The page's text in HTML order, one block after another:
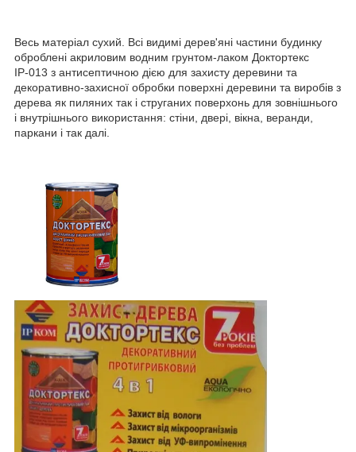
Весь матеріал сухий. Всі видимі дерев'яні частини будинку
оброблені акриловим водним грунтом-лаком Доктортекс
ІР-013 з антисептичною дією для захисту деревини та
декоративно-захисної обробки поверхні деревини та виробів з
дерева як пиляних так і струганих поверхонь для зовнішнього
і внутрішнього використання: стіни, двері, вікна, веранди,
паркани і так далі.